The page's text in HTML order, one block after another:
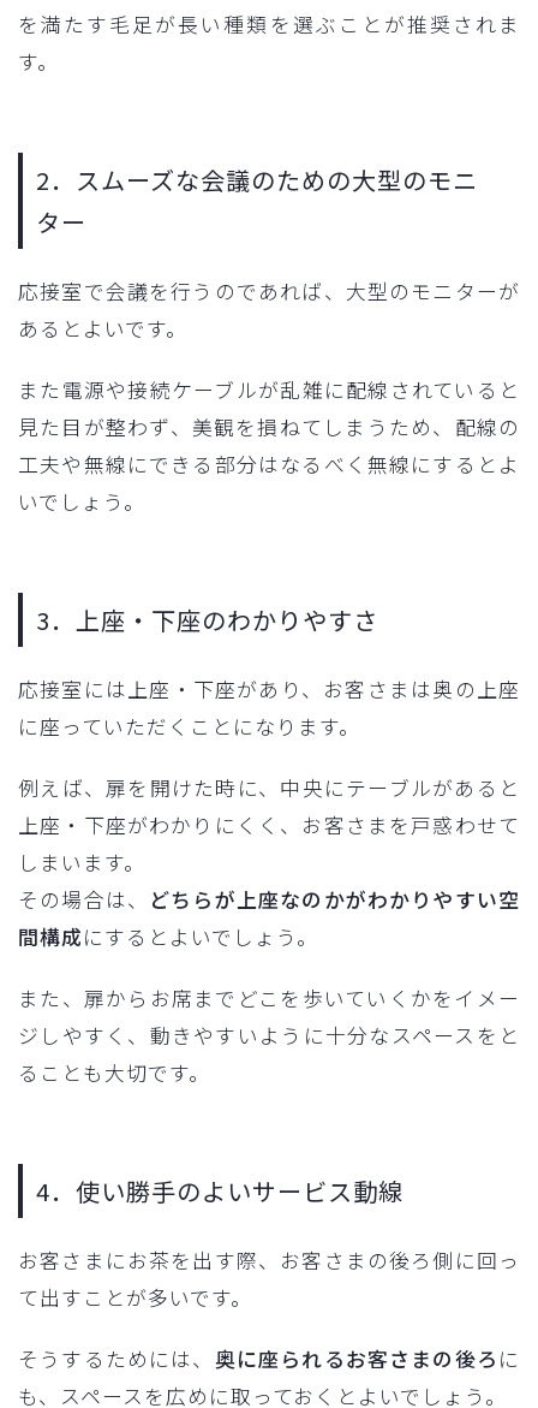
を満たす毛足が長い種類を選ぶことが推奨されま
す。
2．スムーズな会議のための大型のモニ
ター
応接室で会議を行うのであれば、大型のモニターが
あるとよいです。
また電源や接続ケーブルが乱雑に配線されていると
見た目が整わず、美観を損ねてしまうため、配線の
工夫や無線にできる部分はなるべく無線にするとよ
いでしょう。
3．上座・下座のわかりやすさ
応接室には上座・下座があり、お客さまは奥の上座
に座っていただくことになります。
例えば、扉を開けた時に、中央にテーブルがあると
上座・下座がわかりにくく、お客さまを戸惑わせて
しまいます。
その場合は、
どちらが上座なのかがわかりやすい空
間構成にするとよいでしょう。
また、扉からお席までどこを歩いていくかをイメー
ジしやすく、動きやすいように十分なスペースをと
ることも大切です。
4．使い勝手のよいサービス動線
お客さまにお茶を出す際、お客さまの後ろ側に回っ
て出すことが多いです。
そうするためには、 奥に座られるお客さまの後ろ に
も、スペースを広めに取っておくとよいでしょう。